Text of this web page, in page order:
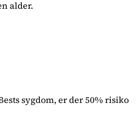
alder.
sygdom, er der 50% risiko